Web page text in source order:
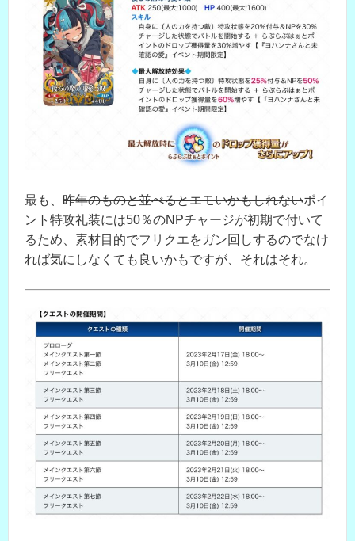
最も、 昨年のものと並べるとエモいかもしれないポイ
ント特攻礼装には50％のNPチャージが初期で付いて
るため、素材目的でフリクエをガン回しするのでなけ
れば気にしなくても良いかもですが、それはそれ。